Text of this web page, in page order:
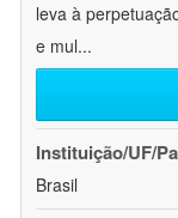
leva à
e mul...
Instituição/UF/
Brasil